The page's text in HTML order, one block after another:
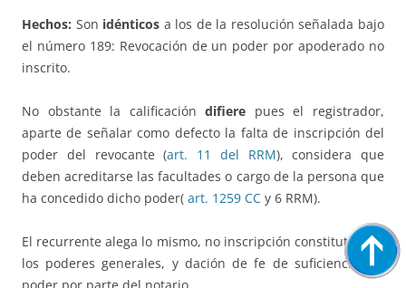
Hechos: Son idénticos a los de la resolución señalada bajo
el número 189: Revocación de un poder por apoderado no
inscrito.
No obstante la calificacióndifiere pues el registrador,
aparte de señalar como defecto la falta de inscripción del
poder del revocante (art. 11 del RRM), considera que
deben acreditarse las facultades o cargo de la persona que
ha concedido dicho poder( art. 1259 CC y 6 RRM).
El recurrente alega lo mismo, no inscripción constitutiva de
los poderes generales, y dación de fe de suficiencia del